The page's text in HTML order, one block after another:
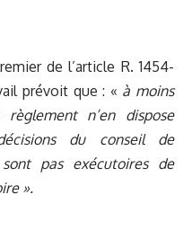
de l’article R. 1454-
prévoit que : « à moins
n’en dispose
du conseil de
sont pas exécutoires de
».